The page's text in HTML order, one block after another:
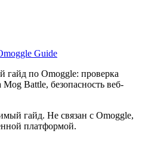
Guide
по Omoggle: проверка
Battle, безопасность веб-
гайд. Не связан с Omoggle,
платформой.